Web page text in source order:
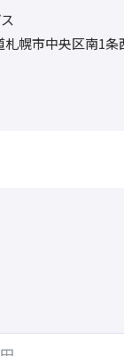
札幌市中央区南1